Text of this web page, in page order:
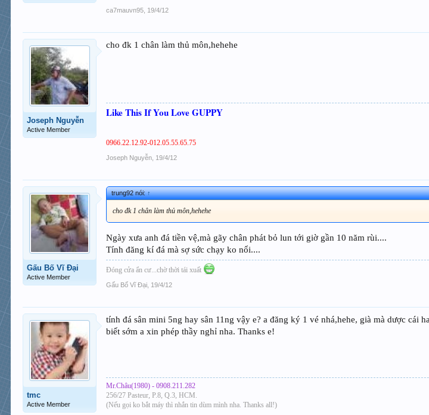
ca7mauvn95 19/4/12
Joseph Nguyễn
Active Member
cho đk 1 chân làm thủ môn,hehehe
Like This If You Love GUPPY
0966.22.12.92-012.05.55.65.75
Joseph Nguyễn 19/4/12
Gấu Bố Vĩ Đại
Active Member
trung92 nói:↑
cho đk 1 chân làm thủ môn,hehehe
Ngày xưa anh đá tiền vệ,mà gãy chân phát bỏ lun tới giờ gần 10 năm rùi....
Tính đăng kí đá mà sợ sức chạy ko nổi....
Đóng cửa ẩn cư...chờ thời tái xuất
Gấu Bố Vĩ Đại 19/4/12
tmc
Active Member
tính đá sân mini 5ng hay sân 11ng vậy e? a đăng ký 1 vé nhá,hehe, già mà dược cái
biết sớm a xin phép thầy nghỉ nha. Thanks e!
Mr.Châu(1980) - 0908.211.282
256/27 Pasteur, P.8, Q.3, HCM.
(Nếu gọi ko bắt máy thì nhắn tin dùm mình nha. Thanks all!)